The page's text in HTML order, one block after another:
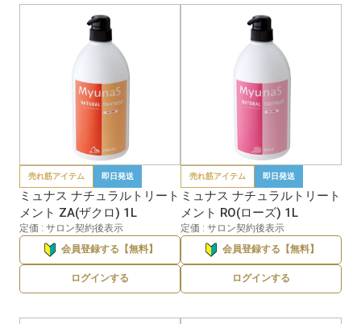
売れ筋アイテム 即日発送
ミュナス ナチュラルトリート
メント ZA(ザクロ) 1L
定価 : サロン契約後表示
会員登録する【無料】
ログインする
売れ筋アイテム 即日発送
ミュナス ナチュラルトリート
メント RO(ローズ) 1L
定価 : サロン契約後表示
会員登録する【無料】
ログインする